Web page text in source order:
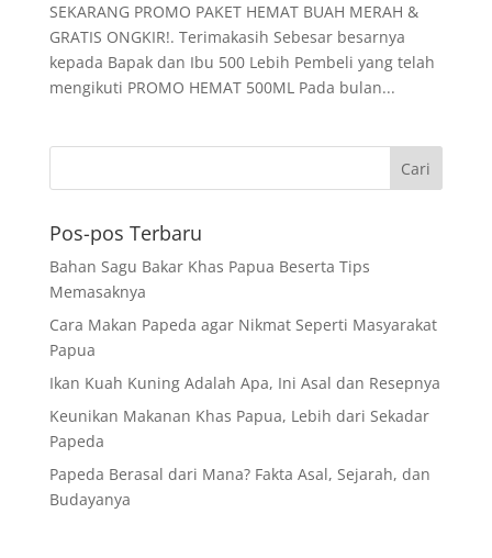
SEKARANG PROMO PAKET HEMAT BUAH MERAH &
GRATIS ONGKIR!. Terimakasih Sebesar besarnya
kepada Bapak dan Ibu 500 Lebih Pembeli yang telah
mengikuti PROMO HEMAT 500ML Pada bulan...
Pos-pos Terbaru
Bahan Sagu Bakar Khas Papua Beserta Tips
Memasaknya
Cara Makan Papeda agar Nikmat Seperti Masyarakat
Papua
Ikan Kuah Kuning Adalah Apa, Ini Asal dan Resepnya
Keunikan Makanan Khas Papua, Lebih dari Sekadar
Papeda
Papeda Berasal dari Mana? Fakta Asal, Sejarah, dan
Budayanya